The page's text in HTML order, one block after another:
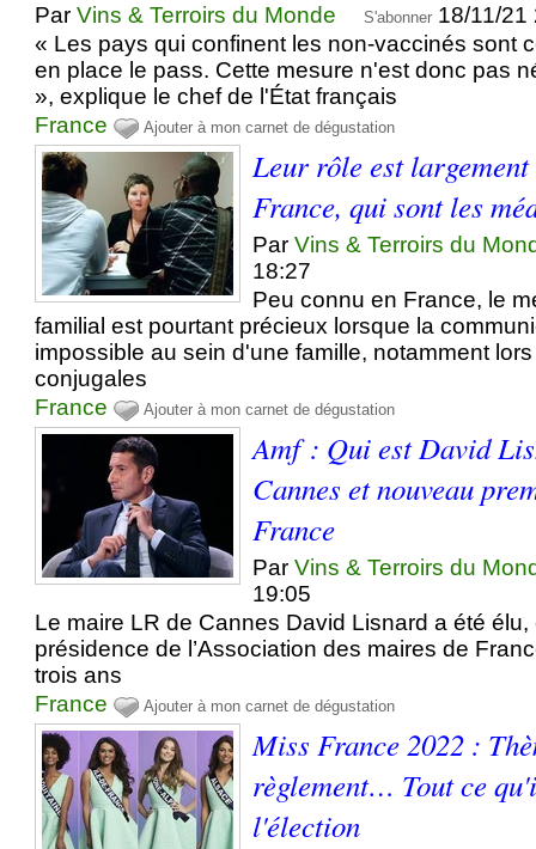
ParVins & Terroirs du Monde S'abonner 18/11/21
« Les pays qui confinent les non-vaccinés sont
en place le pass. Cette mesure n'est donc pas
», explique le chef de l'État français
France
Ajouter à mon carnet de dégustation
Leur rôle est largement
France, qui sont les
ParVins & Terroirs du
18:27
Peu connu en France, le
familial est pourtant précieux lorsque la
impossible au sein d'une famille, notamment
conjugales
France
Ajouter à mon carnet de dégustation
Amf : Qui est David
Cannes et nouveau
France
ParVins & Terroirs du
19:05
Le maire LR de Cannes David Lisnard a été
présidence de l’Association des maires de
trois ans
France
Ajouter à mon carnet de dégustation
Miss France 2022 :
règlement… Tout ce
l'élection